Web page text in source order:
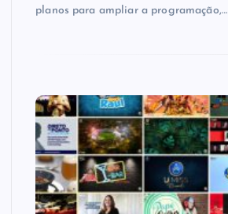
planos para ampliar a programação,…